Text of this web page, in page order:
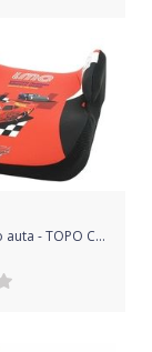
Podsedák do auta - TOPO COMFORT CARS červený - Nania